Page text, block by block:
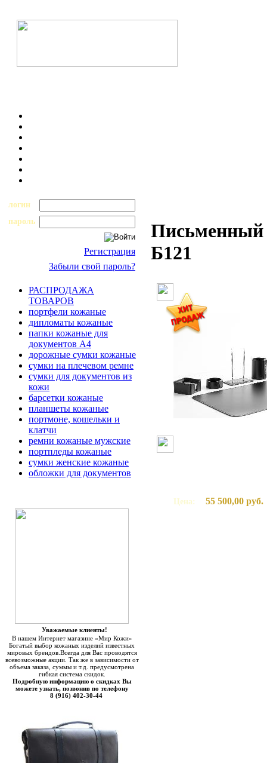
логин
пароль
Регистрация
Забыли свой пароль?
РАСПРОДАЖА
ТОВАРОВ
портфели кожаные
дипломаты кожаные
папки кожаные для
документов А4
дорожные сумки кожаные
сумки на плечевом ремне
сумки для документов из
кожи
барсетки кожаные
планшеты кожаные
портмоне, кошельки и
клатчи
ремни кожаные мужские
портпледы кожаные
сумки женские кожаные
обложки для документов
Уважаемые клиенты!
В нашем Интернет магазине «Мир Кожи»
Богатый выбор кожаных изделий известных
мировых брендов.Всегда для Вас проводятся
всевозможные акции. Так же в зависимости от
объема заказа, суммы и т.д. предусмотрена
гибкая система скидок.
Подробную информацию о скидках Вы
можете узнать, позвонив по телефону
8 (916) 402-30-44
Письменный
Б121
Цена: 55 500,00 руб.